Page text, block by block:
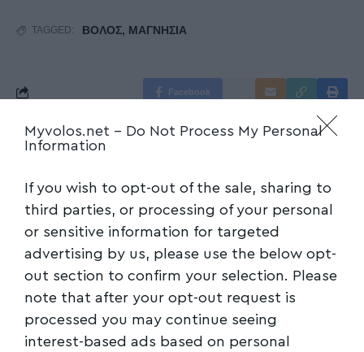
Myvolos.net - Do Not Process My Personal
Information
If you wish to opt-out of the sale, sharing to
third parties, or processing of your personal
or sensitive information for targeted
advertising by us, please use the below opt-
out section to confirm your selection. Please
note that after your opt-out request is
processed you may continue seeing
interest-based ads based on personal
TAGGED: ΒΟΛΟΣ, ΜΑΓΝΗΣΙΑ
Facebook